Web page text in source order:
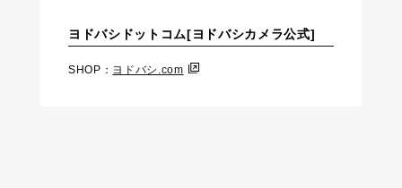
ヨドバシドットコム[ヨドバシカメラ公式]
SHOP： ヨドバシ.com